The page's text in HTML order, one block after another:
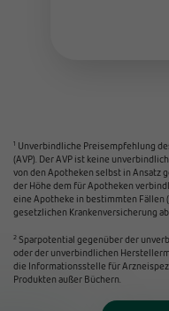
1 Unverbindliche Preisempfehlung
(AVP). Der AVP ist keine
von den Apotheken selbst in
der Höhe dem für Apotheken
eine Apotheke in bestimmten Fällen
gesetzlichen Krankenversicherung
2Sparpotential gegenüber der
oder der unverbindlichen
die Informationsstelle für
Produkten außer Büchern.